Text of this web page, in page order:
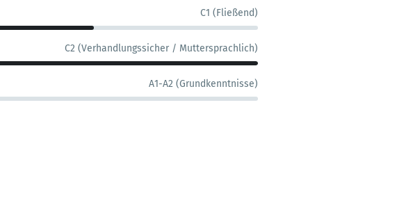
C1 (Fließend)
C2 (Verhandlungssicher / Muttersprachlich)
A1-A2 (Grundkenntnisse)